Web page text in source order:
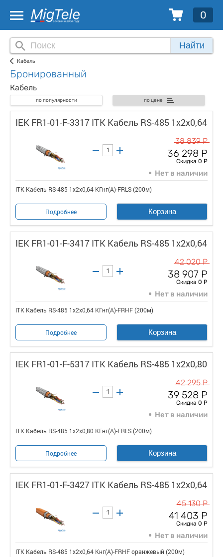
0
Найти
Кабель
Бронированный
Кабель
по популярности по цене
IEK FR1-01-F-3317 ITK Кабель RS-485 1х2х0,64
38 839 Р
36 298 Р
Скидка 0 Р
Нет в наличии
ITK Кабель RS-485 1х2х0,64 КГнг(А)-FRLS (200м)
Подробнее Корзина
IEK FR1-01-F-3417 ITK Кабель RS-485 1х2х0,64
42 020 Р
38 907 Р
Скидка 0 Р
Нет в наличии
ITK Кабель RS-485 1х2х0,64 КГнг(А)-FRHF (200м)
Подробнее Корзина
IEK FR1-01-F-5317 ITK Кабель RS-485 1х2х0,80
42 295 Р
39 528 Р
Скидка 0 Р
Нет в наличии
ITK Кабель RS-485 1х2х0,80 КГнг(А)-FRLS (200м)
Подробнее Корзина
IEK FR1-01-F-3427 ITK Кабель RS-485 1х2х0,64
45 130 Р
41 403 Р
Скидка 0 Р
Нет в наличии
ITK Кабель RS-485 1х2х0,64 Кнг(А)-FRHF оранжевый (200м)